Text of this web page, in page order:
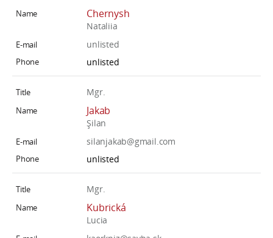
Chernysh
Nataliia
unlisted
unlisted
Mgr.
Jakab
Şilan
silanjakab@gmail.com
unlisted
Mgr.
Kubrická
Lucia